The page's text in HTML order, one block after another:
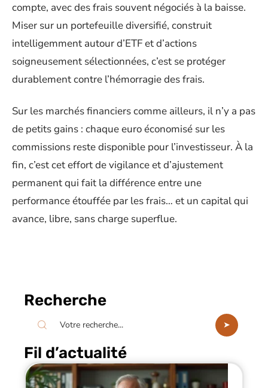
compte, avec des frais souvent négociés à la baisse.
Miser sur un portefeuille diversifié, construit
intelligemment autour d’ETF et d’actions
soigneusement sélectionnées, c’est se protéger
durablement contre l’hémorragie des frais.
Sur les marchés financiers comme ailleurs, il n’y a pas
de petits gains : chaque euro économisé sur les
commissions reste disponible pour l’investisseur. À la
fin, c’est cet effort de vigilance et d’ajustement
permanent qui fait la différence entre une
performance étouffée par les frais… et un capital qui
avance, libre, sans charge superflue.
Recherche
Fil d’actualité